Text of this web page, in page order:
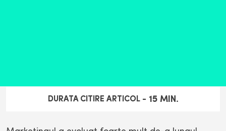
DURATA CITIRE ARTICOL - 15 MIN.